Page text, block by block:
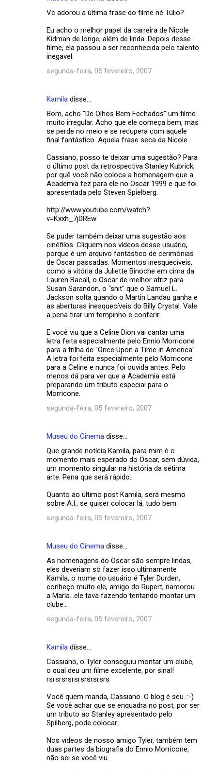
Vc adorou a última frase do filme né Túlio?
Eu acho o melhor papel da carreira de Nicole
Kidman de longe, além de linda. Depois desse
filme, ela passou a ser reconhecida pelo talento
inegavel.
segunda-feira, 05 fevereiro, 2007
Kamila disse…
Bom, acho "De Olhos Bem Fechados" um filme
muito irregular. Acho que ele começa bem, mas
se perde no meio e se recupera com aquele
final fantástico. Aquela frase seca da Nicole.
Cassiano, posso te deixar uma sugestão? Para
o último post da retrospectiva Stanley Kubrick,
por quê você não coloca a homenagem que a
Academia fez para ele no Oscar 1999 e que foi
apresentada pelo Steven Spielberg.
http://www.youtube.com/watch?
v=Kxxh_7jDREw
Se puder também deixar uma sugestão aos
cinéfilos. Cliquem nos vídeos desse usuário,
porque é um arquivo fantástico de cerimônias
de Oscar passadas. Momentos inesquecíveis,
como a vitória da Juliette Binoche em cima da
Lauren Bacall, o Oscar de melhor atriz para
Susan Sarandon, o "shit" que o Samuel L.
Jackson solta quando o Martin Landau ganha e
as aberturas inesquecíveis do Billy Crystal. Vale
a pena tirar um tempinho e conferir.
E você viu que a Celine Dion vai cantar uma
letra feita especialmente pelo Ennio Morricone
para a trilha de "Once Upon a Time in America".
A letra foi feita especialmente pelo Morricone
para a Celine e nunca foi ouvida antes. Pelo
menos dá para ver que a Academia está
preparando um tributo especial para o
Morricone.
segunda-feira, 05 fevereiro, 2007
Museu do Cinema disse…
Que grande notícia Kamila, para mim é o
momento mais esperado do Oscar, sem dúvida,
um momento singular na história da sétima
arte. Pena que será rápido.
Quanto ao último post Kamila, será mesmo
sobre A.I., se quiser colocar lá, tudo bem.
segunda-feira, 05 fevereiro, 2007
Museu do Cinema disse…
As homenagens do Oscar são sempre lindas,
eles deveriam só fazer isso ultimamente
Kamila, o nome do usuário é Tyler Durden,
conheço muito ele, amigo do Rupert, namorou
a Marla...ele tava fazendo tentando montar um
clube...
segunda-feira, 05 fevereiro, 2007
Kamila disse…
Cassiano, o Tyler conseguiu montar um clube,
o qual deu um filme excelente, por sinal!
rsrsrsrsrsrsrsrsrsrs
Você quem manda, Cassiano. O blog é seu. :-)
Se você achar que se enquadra no post, por ser
um tributo ao Stanley apresentado pelo
Spilberg, pode colocar.
Nos vídeos de nosso amigo Tyler, também tem
duas partes da biografia do Ennio Morricone,
não sei se você viu...